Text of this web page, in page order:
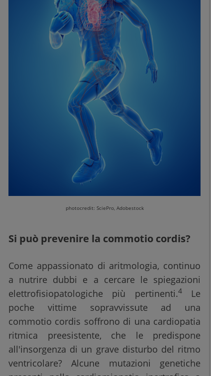
photocredit: SciePro, Adobestock
Si può prevenire la commotio cordis?
Come appassionato di aritmologia, continuo
a nutrire dubbi e a cercare le spiegazioni
elettrofisiopatologiche più pertinenti.4Le
poche vittime sopravvissute ad una
commotio cordis soffrono di una cardiopatia
ritmica preesistente, che le predispone
all'insorgenza di un grave disturbo del ritmo
ventricolare? Alcune mutazioni genetiche